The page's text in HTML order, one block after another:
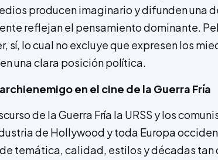
producen imaginario y difunden una
reflejan el pensamiento dominante.
sí, lo cual no excluye que expresen los
una clara posición política.
archienemigo en el cine de la Guerra Fría
de la Guerra Fría la URSS y los
de Hollywood y toda Europa
temática, calidad, estilos y décadas tan